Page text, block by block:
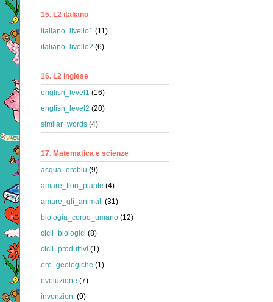
15. L2 italiano
italiano_livello1 (11)
italiano_livello2 (6)
16. L2 inglese
english_level1 (16)
english_level2 (20)
similar_words (4)
17. Matematica e scienze
acqua_oroblu (9)
amare_fiori_piante (4)
amare_gli_animali (31)
biologia_corpo_umano (12)
cicli_biologici (8)
cicli_produttivi (1)
ere_geologiche (1)
evoluzione (7)
invenzioni (9)